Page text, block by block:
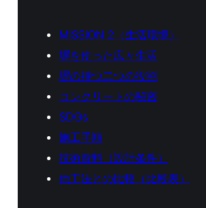
MISSION 2（生活環境）
塀を使った広々生活
塀の持つ二つの役割
コンクリートの秘密
SDGs
施工手順
技術資料（設計条件）
他工法との比較（比較表）